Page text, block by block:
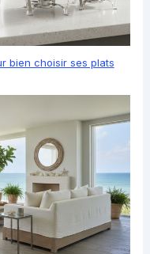
bien choisir ses plats